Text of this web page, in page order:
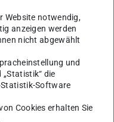
Systemen und
Geothermischer
Systemmodellierung
Website notwendig,
anzeigen werden
nicht abgewählt
und
die
Software
Cookies erhalten Sie